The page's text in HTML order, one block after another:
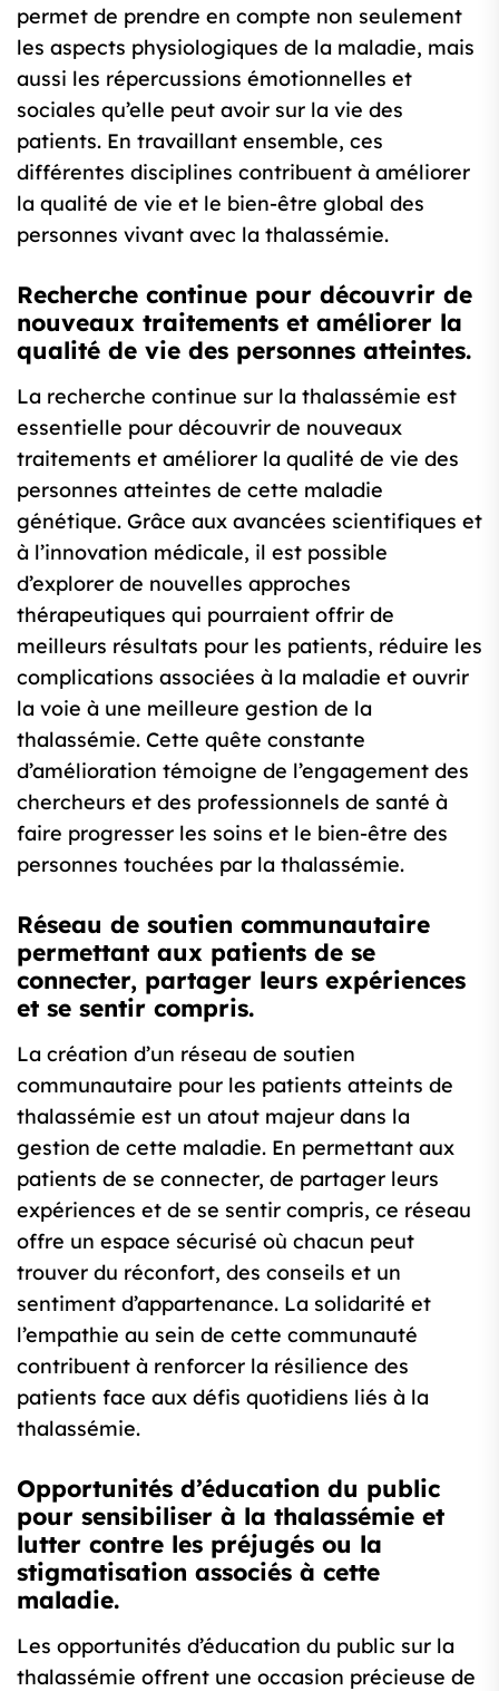
permet de prendre en compte non seulement
les aspects physiologiques de la maladie, mais
aussi les répercussions émotionnelles et
sociales qu’elle peut avoir sur la vie des
patients. En travaillant ensemble, ces
différentes disciplines contribuent à améliorer
la qualité de vie et le bien-être global des
personnes vivant avec la thalassémie.
Recherche continue pour découvrir de
nouveaux traitements et améliorer la
qualité de vie des personnes atteintes.
La recherche continue sur la thalassémie est
essentielle pour découvrir de nouveaux
traitements et améliorer la qualité de vie des
personnes atteintes de cette maladie
génétique. Grâce aux avancées scientifiques et
à l’innovation médicale, il est possible
d’explorer de nouvelles approches
thérapeutiques qui pourraient offrir de
meilleurs résultats pour les patients, réduire les
complications associées à la maladie et ouvrir
la voie à une meilleure gestion de la
thalassémie. Cette quête constante
d’amélioration témoigne de l’engagement des
chercheurs et des professionnels de santé à
faire progresser les soins et le bien-être des
personnes touchées par la thalassémie.
Réseau de soutien communautaire
permettant aux patients de se
connecter, partager leurs expériences
et se sentir compris.
La création d’un réseau de soutien
communautaire pour les patients atteints de
thalassémie est un atout majeur dans la
gestion de cette maladie. En permettant aux
patients de se connecter, de partager leurs
expériences et de se sentir compris, ce réseau
offre un espace sécurisé où chacun peut
trouver du réconfort, des conseils et un
sentiment d’appartenance. La solidarité et
l’empathie au sein de cette communauté
contribuent à renforcer la résilience des
patients face aux défis quotidiens liés à la
thalassémie.
Opportunités d’éducation du public
pour sensibiliser à la thalassémie et
lutter contre les préjugés ou la
stigmatisation associés à cette
maladie.
Les opportunités d’éducation du public sur la
thalassémie offrent une occasion précieuse de